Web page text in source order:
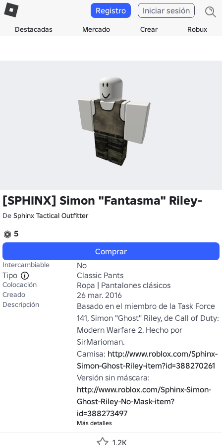
Destacadas Mercado Crear Robux
Registro Iniciar sesión
[SPHINX] Simon "Fantasma" Riley-
De Sphinx Tactical Outfitter
5
Comprar
Intercambiable
No
Tipo
Classic Pants
Colocación Ropa | Pantalones clásicos
Creado 26 mar. 2016
Descripción
Basado en el miembro de la Task Force
141, Simon "Ghost" Riley, de Call of Duty:
Modern Warfare 2. Hecho por
SirMarioman.
Camisa: http://www.roblox.com/Sphinx-
Simon-Ghost-Riley-item?id=388270261
http://www.roblox.com/Sphinx-Simon-
Ghost-Riley-No-Mask-item?
id=388273497
Más detalles
1.2K